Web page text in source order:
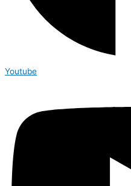
Youtube